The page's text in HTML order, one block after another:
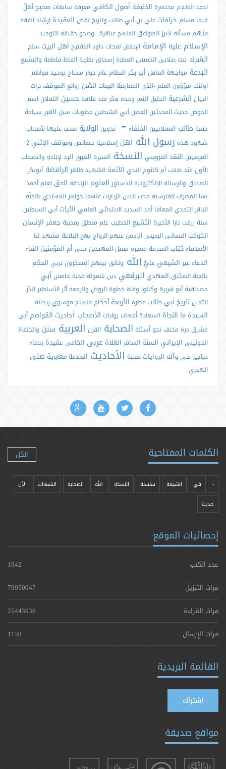
احمدالظلام مختصرة الخليفة أصول الكافي معرفة سابغاتصحیحأهلُ
فيما مسلم خرافات علي بن أبي طالب وتاريخ نقض العقيدة إرشادالفقه
منهم مسألة لأبرز الصواعقالمنهجعباقرة.. وصحو حقيقةالتوحيد
الإسلام عليه الإمامة الإيمان لمحاتداودالمقترح أهل البيت سلم
الشرك بنتصلابیالخميسالعطرةإسحاق نظريةالفاظ فاطمة والتشيع
البدعة مواجهةالعاقل أبو بكر النظامعامحوار مفتاحتوحيد فواطم
أولئك مبرّؤونالعلم-الذيالمعارضةاﻟﺒيناتالدَّفن روائع الموقفتراث
البيان الشرعية الجليلالثمر وحدة فكر نقدعلاقةحسين الثقلاناسم
الحوضحديثالمحدثينالغصنأبي السّبطين مطويات سبل العبر سياحة
حقبة طالب العقلانيين الخلفاء-تدوين الولاية صحبعليها لأصحاب
شهودهذه رسول الله أهل إسلاميةخصائصوموقف الإثني2
المرضيين النقدالقزويني النسخة السيرة القبور الرد لإبَادةِ والاصحاب
الأول عندطلابأم كلثومالندي الأئمة الشهيدظاهر الرافضة أبوبكر
الصديق والرسالة الإلكترونيةالدستور العلوم الزندقة الحقتعلمأحمد
بها المصرفالفارسية محب الدينالزياراتعنهما جواهر المهتدي بالجنّة
الباقر التحديالمعافا أحدالسديدالابتدائيالعلمي الآيات أبي السبطين
سنة رزقت نارا الأخيرة التشيع الخطيبعلم منطق بمدينة جعفر الإنسان
الكوكبالنسائیالردينيالرحمنعنهمالزواج نهج البلاغة مشهد لنا
الأصدقاءكتاب المحرقة معجزة مقتلالمهتدينحتى أم المؤمنين الثناء
الدعاءغير الشيعيعليٌّ الله وثائق بينهمالمفكرونتربي الحكم
بالجنةالصدّيق المهدي البرقعي دين شموله محبةخامسأبي
مصداقيةأبو هريرة وكانوا وفاةخطوةالروض والرجعةأثر الأساطير الدّر
الثمينتاريخ أبي طالب عطرة الأربعة أحكامِ منهاج موسوي ريحانة
السيدة ما النجاة السعادةأمهات روايات الأصحاب أحاديث القواصمأبی
مشرقدرة مخنف نحو أسئلة الصحابة القرن العربية سنن والخلفاءُ
الخوئيني الإيراني السنة السافر الغلاة عربی الكافي عقيدة رحماء
دياجير فـيوآله الروايات صحبة الأحاديث العلاقةمعاوية صلى
الهجري
الكلمات المفتاحية الكل
- في الشيعة سلسلة النسخة الله الصحابة الشبهات الآل
حدیث
إحصائيات الموقع
عدد الكتب
1942
مرات التنزيل
79950947
مرات القراءة
25443936
مرات الإرسال
1138
القائمة البريدية
اشتراك
مواقع صديقة